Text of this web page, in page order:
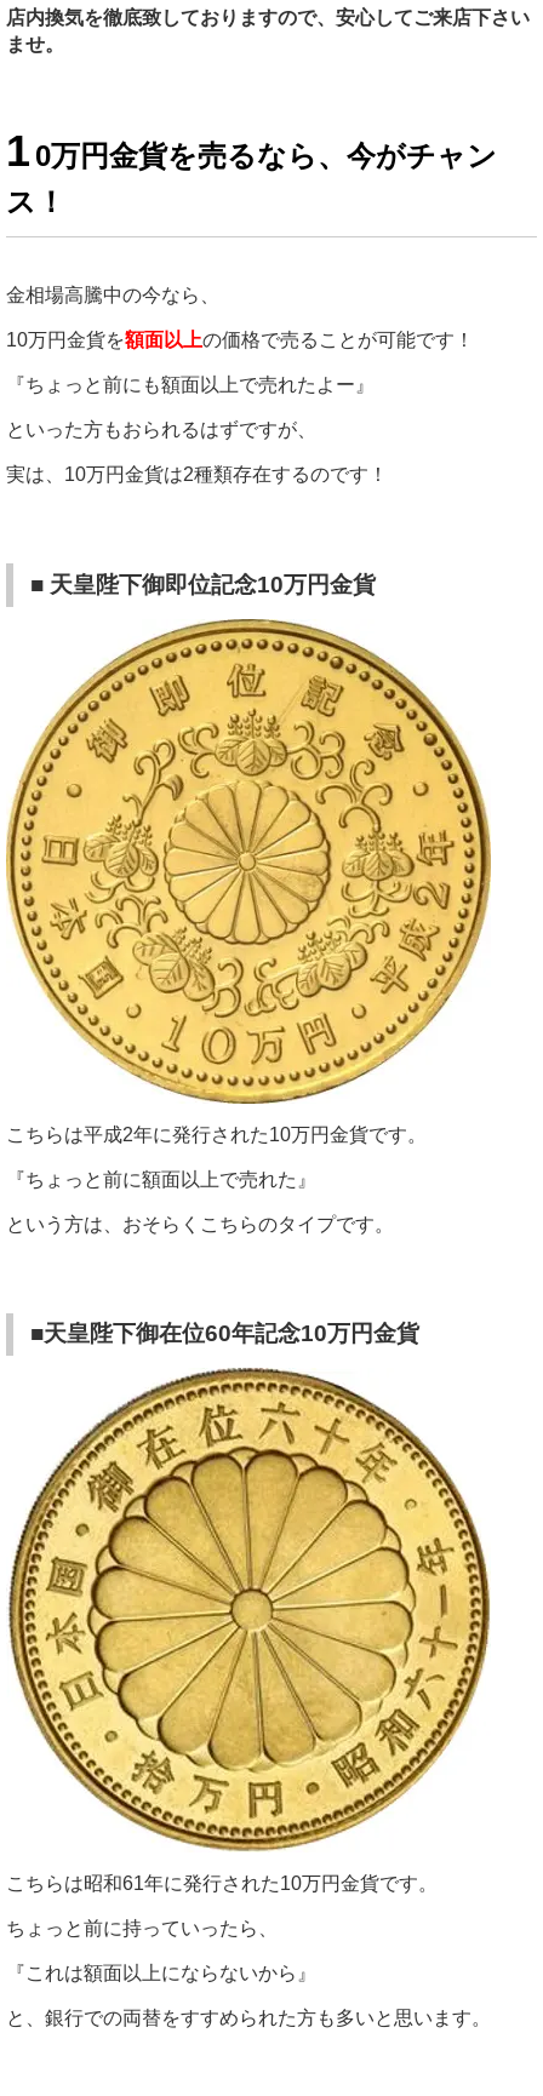
店内換気を徹底致しておりますので、安心してご来店下さい
ませ。
1 0万円金貨を売るなら、今がチャン
ス！
金相場高騰中の今なら、
10万円金貨を額面以上の価格で売ることが可能です！
『ちょっと前にも額面以上で売れたよー』
といった方もおられるはずですが、
実は、10万円金貨は2種類存在するのです！
■ 天皇陛下御即位記念10万円金貨
こちらは平成2年に発行された10万円金貨です。
『ちょっと前に額面以上で売れた』
という方は、おそらくこちらのタイプです。
■天皇陛下御在位60年記念10万円金貨
こちらは昭和61年に発行された10万円金貨です。
ちょっと前に持っていったら、
『これは額面以上にならないから』
と、銀行での両替をすすめられた方も多いと思います。